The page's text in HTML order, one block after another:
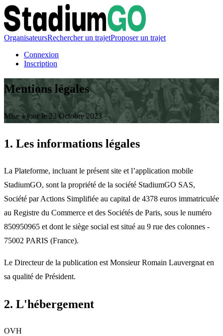
OrganisateursRechercher un trajetProposer un trajet
Connexion
Inscription
Mentions légales
Mise à jour le 23 Octobre 2023
1. Les informations légales
La Plateforme, incluant le présent site et l’application mobile
StadiumGO, sont la propriété de la société StadiumGO SAS,
Société par Actions Simplifiée au capital de 4378 euros immatriculée
au Registre du Commerce et des Sociétés de Paris, sous le numéro
850950965 et dont le siège social est situé au 9 rue des colonnes -
75002 PARIS (France).
Le Directeur de la publication est Monsieur Romain Lauvergnat en
sa qualité de Président.
2. L'hébergement
OVH